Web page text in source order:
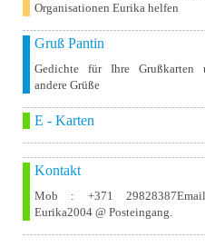
Organisationen Eurika helfen
Gruß Pantin
Gedichte für Ihre Grußkarten
andere Grüße
E - Karten
Kontakt
Mob : +371
Eurika2004 @ Posteingang.